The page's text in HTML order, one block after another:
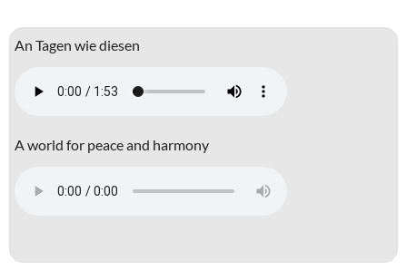
An Tagen wie diesen
A world for peace and harmony